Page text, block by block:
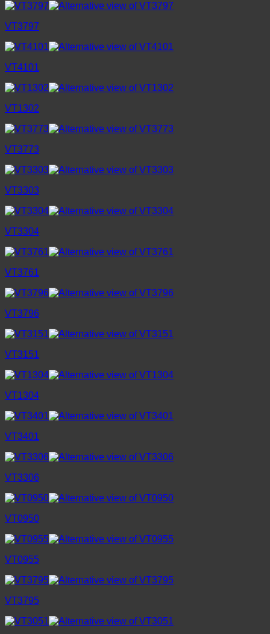
VT3797
VT4101
VT1302
VT3773
VT3303
VT3304
VT3761
VT3796
VT3151
VT1304
VT3401
VT3306
VT0950
VT0955
VT3795